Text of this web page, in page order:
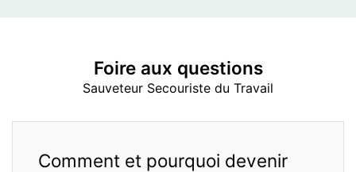
Foire aux questions
Sauveteur Secouriste du Travail
Comment et pourquoi devenir